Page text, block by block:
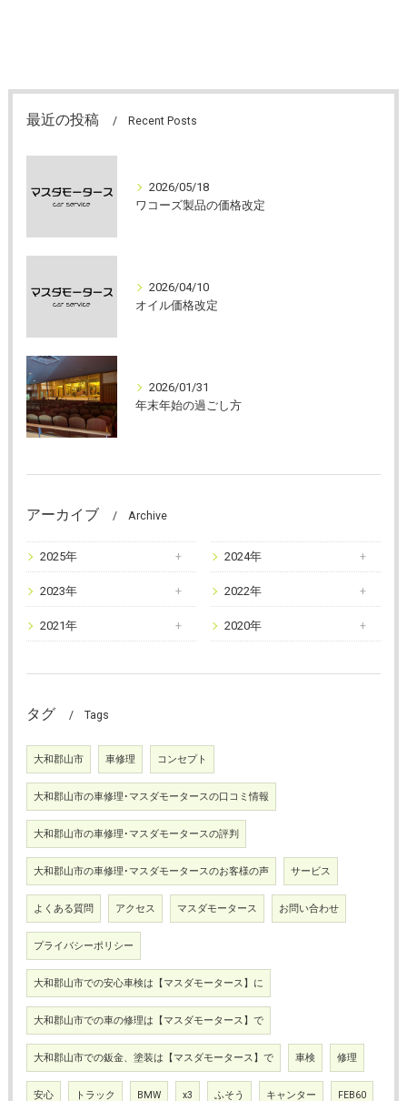
最近の投稿 Recent Posts
2026/05/18
ワコーズ製品の価格改定
2026/04/10
オイル価格改定
2026/01/31
年末年始の過ごし方
アーカイブ Archive
2025年 2024年
2023年 2022年
2021年 2020年
タグ Tags
大和郡山市 車修理 コンセプト
大和郡山市の車修理･マスダモータースの口コミ情報
大和郡山市の車修理･マスダモータースの評判
大和郡山市の車修理･マスダモータースのお客様の声 サービス
よくある質問 アクセス マスダモータース お問い合わせ
プライバシーポリシー
大和郡山市での安心車検は【マスダモータース】に
大和郡山市での車の修理は【マスダモータース】で
大和郡山市での鈑金、塗装は【マスダモータース】で 車検 修理
安心 トラック BMW x3 ふそう キャンター FEB60